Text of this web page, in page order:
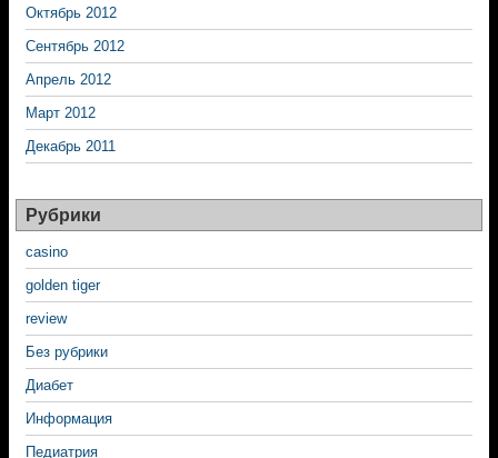
Октябрь 2012
Сентябрь 2012
Апрель 2012
Март 2012
Декабрь 2011
Рубрики
casino
golden tiger
review
Без рубрики
Диабет
Информация
Педиатрия